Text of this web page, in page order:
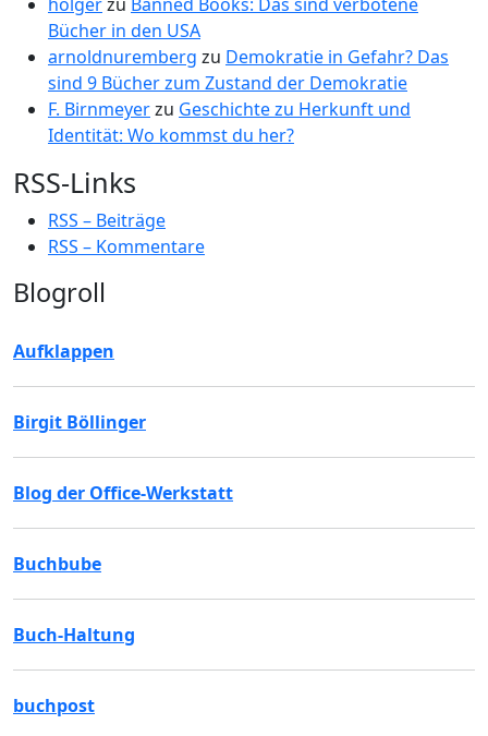
Bücher in den USA
arnoldnuremberg zu Demokratie in Gefahr? Das
sind 9 Bücher zum Zustand der Demokratie
F. Birnmeyerzu Geschichte zu Herkunft und
Identität: Wo kommst du her?
RSS-Links
RSS – Beiträge
RSS – Kommentare
Blogroll
Aufklappen
Birgit Böllinger
Blog der Office-Werkstatt
Buchbube
Buch-Haltung
buchpost